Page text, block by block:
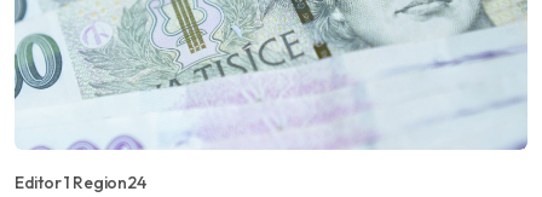
Editor 1 Region24